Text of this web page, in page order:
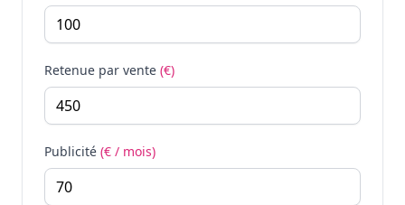
Retenue par vente (€)
Publicité (€ / mois)